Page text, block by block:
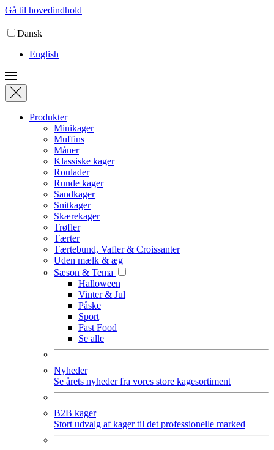
Gå til hovedindhold
Dansk
English
Produkter
Minikager
Muffins
Måner
Klassiske kager
Roulader
Runde kager
Sandkager
Snitkager
Skærekager
Trøfler
Tærter
Tærtebund, Vafler & Croissanter
Uden mælk & æg
Sæson & Tema
Halloween
Vinter & Jul
Påske
Sport
Fast Food
Se alle
Nyheder
Se årets nyheder fra vores store kagesortiment
B2B kager
Stort udvalg af kager til det professionelle marked